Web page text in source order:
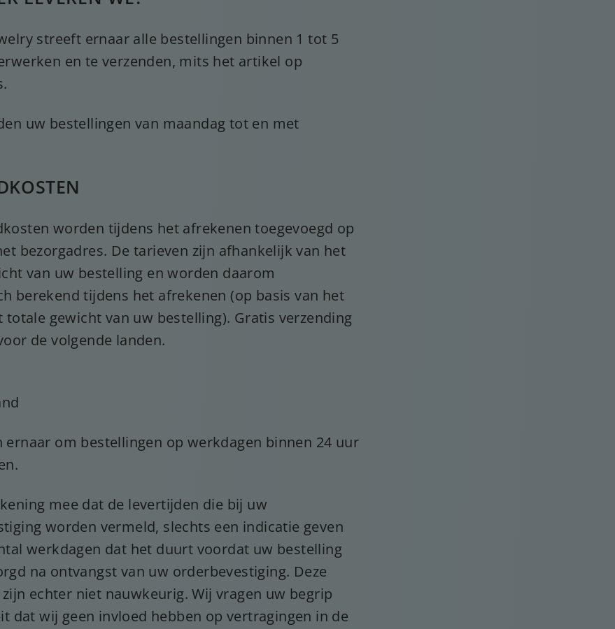
streeft ernaar alle bestellingen binnen 1 tot 5
en te verzenden, mits het artikel op
uw bestellingen van maandag tot en met
worden tijdens het afrekenen toegevoegd op
bezorgadres. De tarieven zijn afhankelijk van het
van uw bestelling en worden daarom
berekend tijdens het afrekenen (op basis van het
totale gewicht van uw bestelling). Gratis verzending
de volgende landen.
ernaar om bestellingen op werkdagen binnen 24 uur
mee dat de levertijden die bij uw
worden vermeld, slechts een indicatie geven
werkdagen dat het duurt voordat uw bestelling
na ontvangst van uw orderbevestiging. Deze
echter niet nauwkeurig. Wij vragen uw begrip
dat wij geen invloed hebben op vertragingen in de